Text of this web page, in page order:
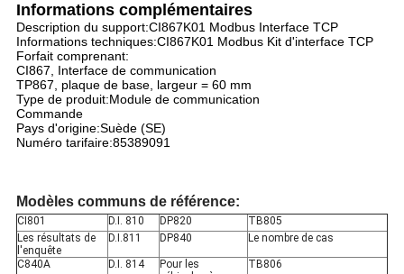
Informations complémentaires
Description du support:CI867K01 Modbus Interface TCP
Informations techniques:CI867K01 Modbus Kit d'interface TCP
Forfait comprenant:
CI867, Interface de communication
TP867, plaque de base, largeur = 60 mm
Type de produit:Module de communication
Commande
Pays d'origine:Suède (SE)
Numéro tarifaire:85389091
Modèles communs de référence:
CI801 D.I. 810 DP820
TB805
Les résultats de
l'enquête
D.I.811 DP840 Le nombre de cas
C840A D.I. 814
Pour les
TB806